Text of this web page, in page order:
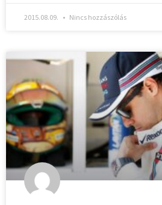
2015.08.09. Nincs hozzászólás